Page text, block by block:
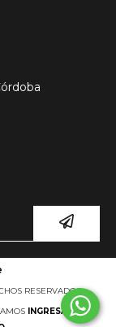
RESERVADOS.
INGRESÁ ACÁ.